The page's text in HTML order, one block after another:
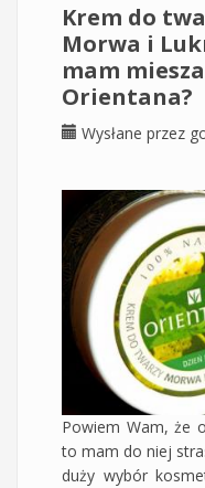
Krem do
Morwa i
mam
Orientana?
Wysłane przez
Powiem Wam, że
to mam do niej
duży wybór